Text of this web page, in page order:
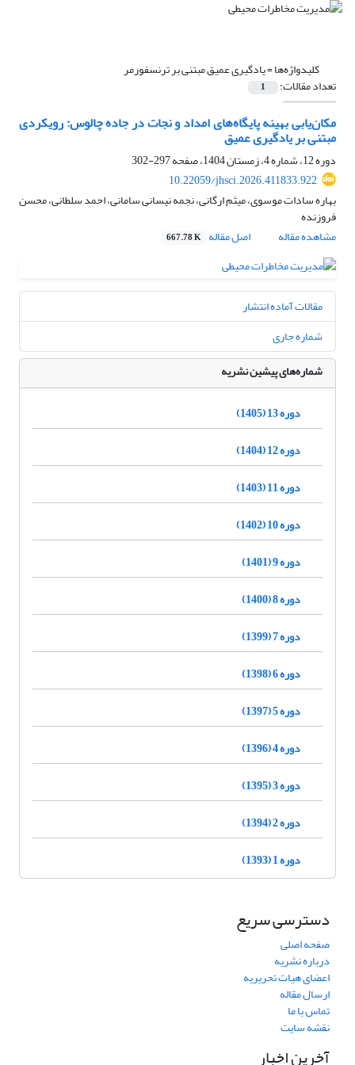
کلیدواژه‌ها =یادگیری عمیق مبتنی بر ترنسفورمر
تعداد مقالات: 1
مکان‌یابی بهینه پایگاه‌های امداد و نجات در جاده چالوس: رویکردی
مبتنی بر یادگیری عمیق
دوره 12، شماره 4، زمستان 1404، صفحه
297-302
10.22059/jhsci.2026.411833.922
بهاره سادات موسوی، میثم ارگانی، نجمه نیسانی سامانی، احمد سلطانی، محسن
فروزنده
مشاهده مقاله
اصل مقاله 667.78 K
مقالات آماده انتشار
شماره جاری
شماره‌های پیشین نشریه
دوره 13 (1405)
دوره 12 (1404)
دوره 11 (1403)
دوره 10 (1402)
دوره 9 (1401)
دوره 8 (1400)
دوره 7 (1399)
دوره 6 (1398)
دوره 5 (1397)
دوره 4 (1396)
دوره 3 (1395)
دوره 2 (1394)
دوره 1 (1393)
دسترسی سریع
صفحه اصلی
درباره نشریه
اعضای هیات تحریریه
ارسال مقاله
تماس با ما
نقشه سایت
آخرین اخبار